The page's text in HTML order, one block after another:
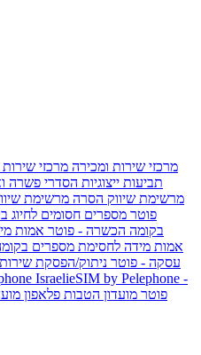
מרכזי שירות ומכירה מרכזי
תביעות ייצוגיות הסדרי פשרה
מרשימת שיווק הסרה מרשימת
פוטר מספרים חסומים לחיוג
בקומה הכשרה - פוטר אמות
אמות מידה לחסימת מספרים
עסקה - פוטר ניתוק/הפסקת שירות
IsraelieSIM by Pelephone -
פוטר מועדון הטבות פלאפון